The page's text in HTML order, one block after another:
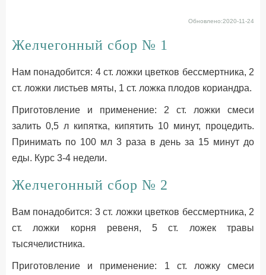
Обновлено:2020-11-24
Желчегонный сбор № 1
Нам понадобится: 4 ст. ложки цветков бессмертника, 2
ст. ложки листьев мяты, 1 ст. ложка плодов кориандра.
Приготовление и применение: 2 ст. ложки смеси
залить 0,5 л кипятка, кипятить 10 минут, процедить.
Принимать по 100 мл 3 раза в день за 15 минут до
еды. Курс 3-4 недели.
Желчегонный сбор № 2
Вам понадобится: 3 ст. ложки цветков бессмертника, 2
ст. ложки корня ревеня, 5 ст. ложек травы
тысячелистника.
Приготовление и применение: 1 ст. ложку смеси